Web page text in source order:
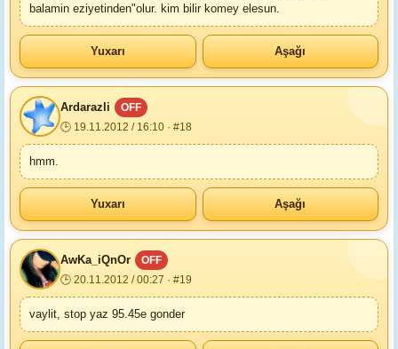
balamin eziyetinden"olur. kim bilir komey elesun.
Yuxarı Aşağı
Ardarazli
OFF
🕒 19.11.2012 / 16:10 · #18
hmm.
Yuxarı Aşağı
AwKa_iQnOr
OFF
🕒 20.11.2012 / 00:27 · #19
vaylit, stop yaz 95.45e gonder